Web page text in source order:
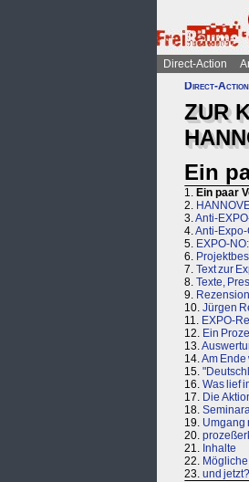
Direct-Action
Direct-Action
ZUR
Ein
1. Ein paar
2.
3.Anti-
4.Anti-
5. EXPO-
6.
7. Text zur
8. Texte,
9.
10. Jürgen
11. EXPO-
12. Ein
13.
14.Am Ende
15.
16. Was lief
17. Die
18.
19. Umgang
20.
21. Inhalte
22.
23. und jetzt?